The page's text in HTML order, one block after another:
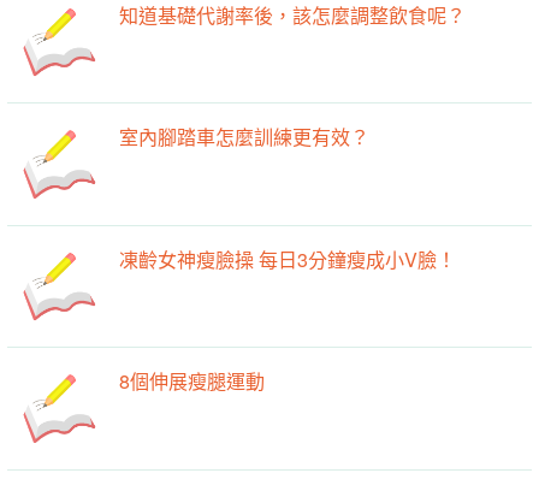
知道基礎代謝率後，該怎麼調整飲食呢？
室內腳踏車怎麼訓練更有效？
凍齡女神瘦臉操 每日3分鐘瘦成小V臉！
8個伸展瘦腿運動